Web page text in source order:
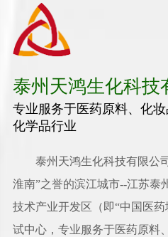
泰州天鸿生化科技
专业服务于医药原料、化
化学品行业
泰州天鸿生化科技有限公司
淮南”之誉的滨江城市--江苏泰
技术产业开发区（即“中国医
试中心，专业服务于医药原料